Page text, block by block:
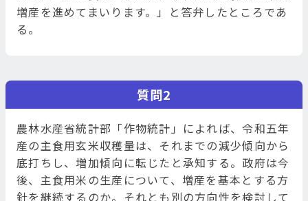
増産を進めてまいります。」と答弁したところであ
る。
質問2
農林水産省統計部「作物統計」によれば、令和五年
産の主食用玄米収穫量は、それまでの減少傾向から
底打ちし、増加傾向に転じたと承知する。政府は今
後、主食用米の生産について、増産を基本とする方
針を継続するのか。それとも別の方向性を検討して